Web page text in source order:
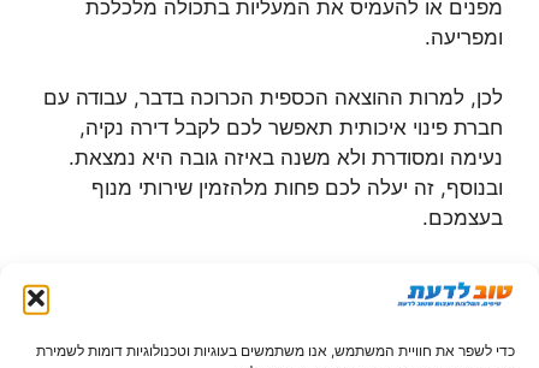
כדי לשפר את חוויית המשתמש, אנו משתמשים בעוגיות וטכנולוגיות דומות לשמירת
מפנים או להעמיס את המעליות בתכולה מלכלכת
ומפריעה.
לכן, למרות ההוצאה הכספית הכרוכה בדבר, עבודה עם
חברת פינוי איכותית תאפשר לכם לקבל דירה נקיה,
נעימה ומסודרת ולא משנה באיזה גובה היא נמצאת.
ובנוסף, זה יעלה לכם פחות מלהזמין שירותי מנוף
בעצמכם.
פינוי בעזרת כלי שינוע למקומות צרים